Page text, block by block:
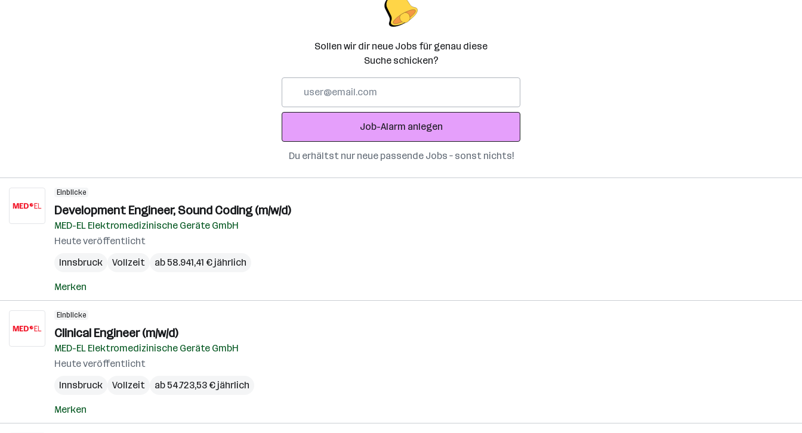
Sollen wir dir neue Jobs für genau diese
Suche schicken?
Adresse
Job-Alarm anlegen
Du erhältst nur neue passende Jobs – sonst nichts!
Einblicke
Development Engineer, Sound Coding (m/w/d)
MED-EL Elektromedizinische Geräte GmbH
Heute veröffentlicht
Innsbruck
Vollzeit ab 58.941,41 € jährlich
Merken
Einblicke
Clinical Engineer (m/w/d)
MED-EL Elektromedizinische Geräte GmbH
Heute veröffentlicht
Innsbruck
Vollzeit ab 54.723,53 € jährlich
Merken